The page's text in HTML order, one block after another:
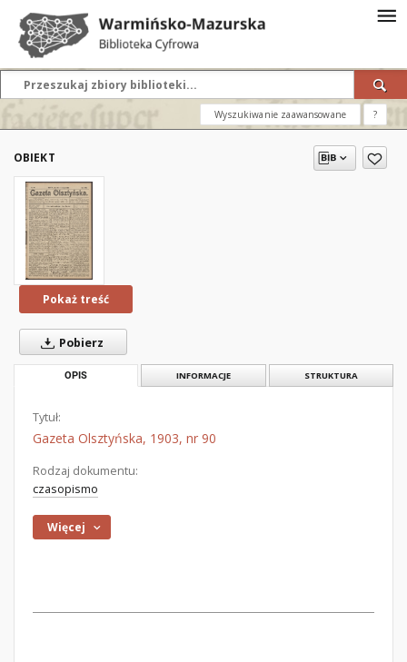
Wyszukiwanie zaawansowane ?
OBIEKT
Pokaż treść
Pobierz
OPIS INFORMACJE STRUKTURA
Tytuł:
Gazeta Olsztyńska, 1903, nr 90
Rodzaj dokumentu:
czasopismo
Więcej